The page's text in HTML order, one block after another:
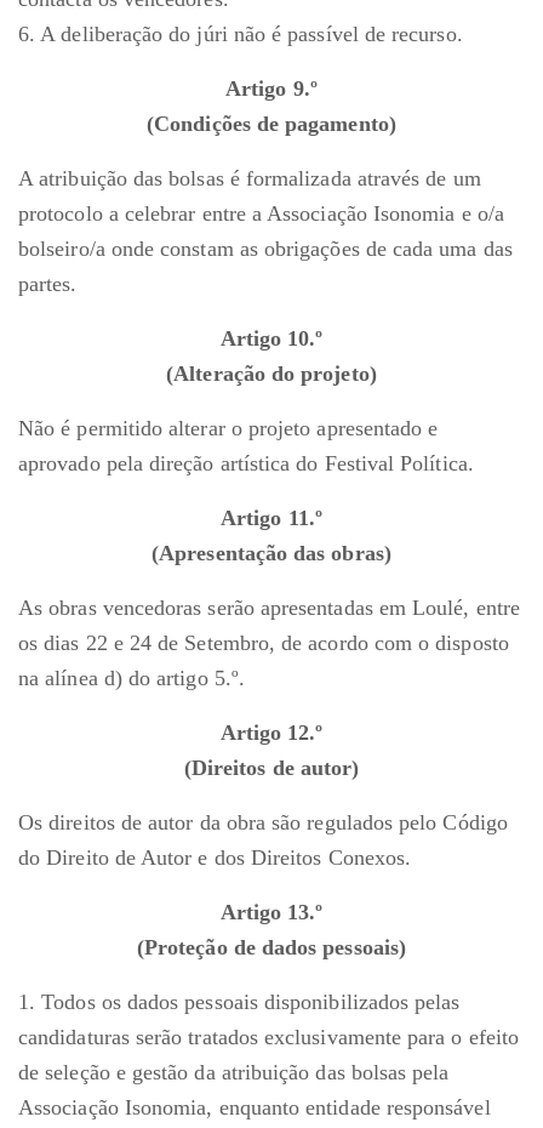
6. A deliberação do júri não é passível de recurso.
Artigo 9.º
(Condições de pagamento)
A atribuição das bolsas é formalizada através de um
protocolo a celebrar entre a Associação Isonomia e o/a
bolseiro/a onde constam as obrigações de cada uma das
partes.
Artigo 10.º
(Alteração do projeto)
Não é permitido alterar o projeto apresentado e
aprovado pela direção artística do Festival Política.
Artigo 11.º
(Apresentação das obras)
As obras vencedoras serão apresentadas em Loulé, entre
os dias 22 e 24 de Setembro, de acordo com o disposto
na alínea d) do artigo 5.º.
Artigo 12.º
(Direitos de autor)
Os direitos de autor da obra são regulados pelo Código
do Direito de Autor e dos Direitos Conexos.
Artigo 13.º
(Proteção de dados pessoais)
1. Todos os dados pessoais disponibilizados pelas
candidaturas serão tratados exclusivamente para o efeito
de seleção e gestão da atribuição das bolsas pela
Associação Isonomia, enquanto entidade responsável